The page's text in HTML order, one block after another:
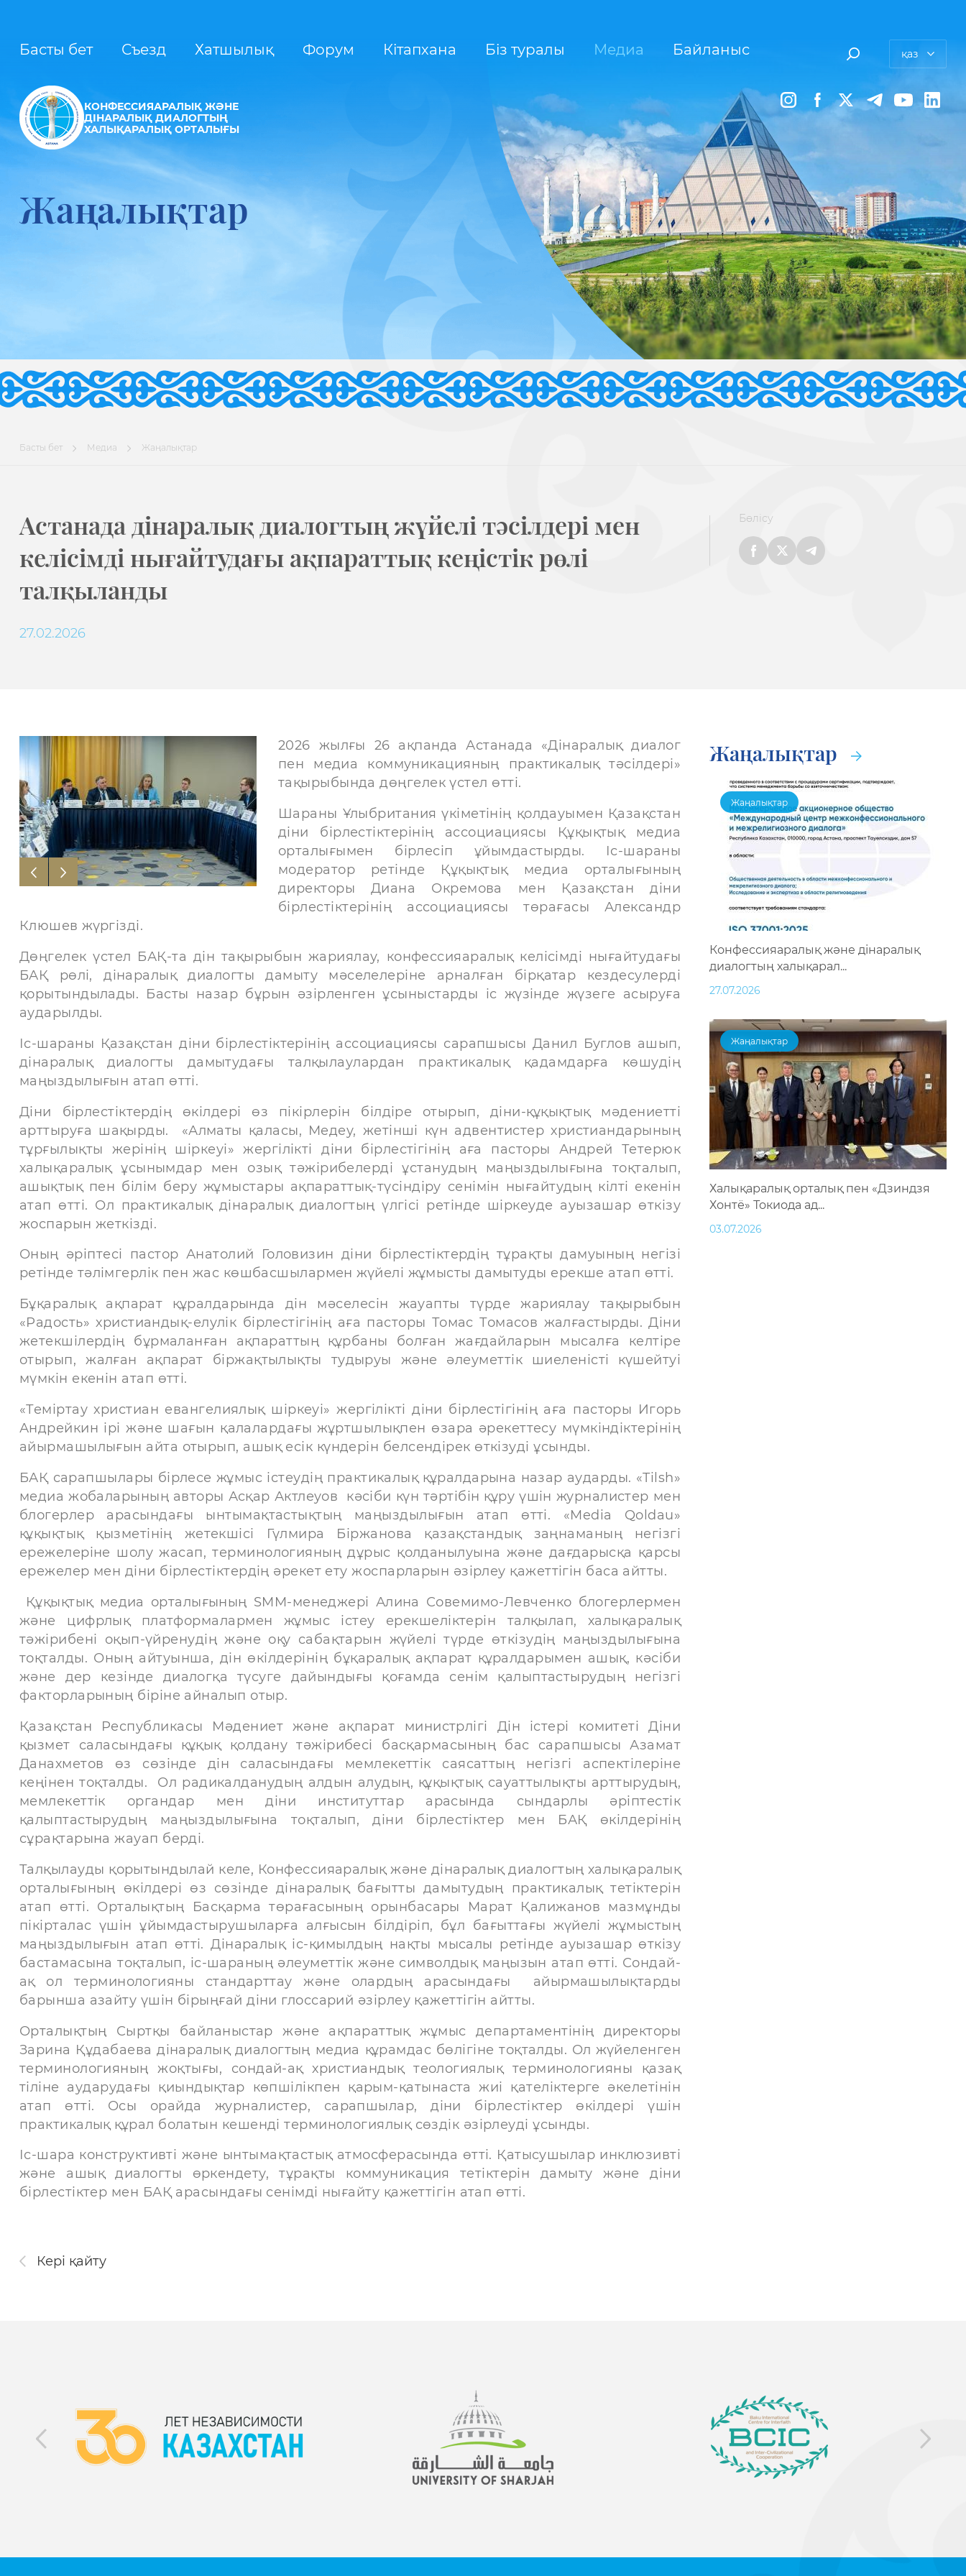
Басты бет Съезд Хатшылық Форум Кітапхана Біз туралы Медиа Байланыс қаз
КОНФЕССИЯАРАЛЫҚ ЖӘНЕ
ДІНАРАЛЫҚ ДИАЛОГТЫҢ
ХАЛЫҚАРАЛЫҚ ОРТАЛЫҒЫ
Жаңалықтар
Басты бет Медиа Жаңалықтар
Астанада дінаралық диалогтың жүйелі тәсілдері мен
келісімді нығайтудағы ақпараттық кеңістік рөлі
талқыланды
27.02.2026
Бөлісу
2026 жылғы 26 ақпанда Астанада «Дінаралық диалог
пен медиа коммуникацияның практикалық тәсілдері»
тақырыбында дөңгелек үстел өтті.
Шараны Ұлыбритания үкіметінің қолдауымен Қазақстан
діни бірлестіктерінің ассоциациясы Құқықтық медиа
орталығымен бірлесіп ұйымдастырды. Іс-шараны
модератор ретінде Құқықтық медиа орталығының
директоры Диана Окремова мен Қазақстан діни
бірлестіктерінің ассоциациясы төрағасы Александр
Клюшев жүргізді.
Дөңгелек үстел БАҚ-та дін тақырыбын жариялау, конфессияаралық келісімді нығайтудағы
БАҚ рөлі, дінаралық диалогты дамыту мәселелеріне арналған бірқатар кездесулерді
қорытындылады. Басты назар бұрын әзірленген ұсыныстарды іс жүзінде жүзеге асыруға
аударылды.
Іс-шараны Қазақстан діни бірлестіктерінің ассоциациясы сарапшысы Данил Буглов ашып,
дінаралық диалогты дамытудағы талқылаулардан практикалық қадамдарға көшудің
маңыздылығын атап өтті.
Діни бірлестіктердің өкілдері өз пікірлерін білдіре отырып, діни-құқықтық мәдениетті
арттыруға шақырды. «Алматы қаласы, Медеу, жетінші күн адвентистер христиандарының
тұрғылықты жерінің шіркеуі» жергілікті діни бірлестігінің аға пасторы Андрей Тетерюк
халықаралық ұсынымдар мен озық тәжірибелерді ұстанудың маңыздылығына тоқталып,
ашықтық пен білім беру жұмыстары ақпараттық-түсіндіру сенімін нығайтудың кілті екенін
атап өтті. Ол практикалық дінаралық диалогтың үлгісі ретінде шіркеуде ауызашар өткізу
жоспарын жеткізді.
Оның әріптесі пастор Анатолий Головизин діни бірлестіктердің тұрақты дамуының негізі
ретінде тәлімгерлік пен жас көшбасшылармен жүйелі жұмысты дамытуды ерекше атап өтті.
Бұқаралық ақпарат құралдарында дін мәселесін жауапты түрде жариялау тақырыбын
«Радость» христиандық-елулік бірлестігінің аға пасторы Томас Томасов жалғастырды. Діни
жетекшілердің бұрмаланған ақпараттың құрбаны болған жағдайларын мысалға келтіре
отырып, жалған ақпарат біржақтылықты тудыруы және әлеуметтік шиеленісті күшейтуі
мүмкін екенін атап өтті.
«Теміртау христиан евангелиялық шіркеуі» жергілікті діни бірлестігінің аға пасторы Игорь
Андрейкин ірі және шағын қалалардағы жұртшылықпен өзара әрекеттесу мүмкіндіктерінің
айырмашылығын айта отырып, ашық есік күндерін белсендірек өткізуді ұсынды.
БАҚ сарапшылары бірлесе жұмыс істеудің практикалық құралдарына назар аударды. «Tilsh»
медиа жобаларының авторы Асқар Актлеуов кәсіби күн тәртібін құру үшін журналистер мен
блогерлер арасындағы ынтымақтастықтың маңыздылығын атап өтті. «Media Qoldau»
құқықтық қызметінің жетекшісі Гүлмира Біржанова қазақстандық заңнаманың негізгі
ережелеріне шолу жасап, терминологияның дұрыс қолданылуына және дағдарысқа қарсы
ережелер мен діни бірлестіктердің әрекет ету жоспарларын әзірлеу қажеттігін баса айтты.
Құқықтық медиа орталығының SMM-менеджері Алина Совемимо-Левченко блогерлермен
және цифрлық платформалармен жұмыс істеу ерекшеліктерін талқылап, халықаралық
тәжірибені оқып-үйренудің және оқу сабақтарын жүйелі түрде өткізудің маңыздылығына
тоқталды. Оның айтуынша, дін өкілдерінің бұқаралық ақпарат құралдарымен ашық, кәсіби
және дер кезінде диалогқа түсуге дайындығы қоғамда сенім қалыптастырудың негізгі
факторларының біріне айналып отыр.
Қазақстан Республикасы Мәдениет және ақпарат министрлігі Дін істері комитеті Діни
қызмет саласындағы құқық қолдану тәжірибесі басқармасының бас сарапшысы Азамат
Данахметов өз сөзінде дін саласындағы мемлекеттік саясаттың негізгі аспектілеріне
кеңінен тоқталды. Ол радикалданудың алдын алудың, құқықтық сауаттылықты арттырудың,
мемлекеттік органдар мен діни институттар арасында сындарлы әріптестік
қалыптастырудың маңыздылығына тоқталып, діни бірлестіктер мен БАҚ өкілдерінің
сұрақтарына жауап берді.
Талқылауды қорытындылай келе, Конфессияаралық және дінаралық диалогтың халықаралық
орталығының өкілдері өз сөзінде дінаралық бағытты дамытудың практикалық тетіктерін
атап өтті. Орталықтың Басқарма төрағасының орынбасары Марат Қалижанов мазмұнды
пікірталас үшін ұйымдастырушыларға алғысын білдіріп, бұл бағыттағы жүйелі жұмыстың
маңыздылығын атап өтті. Дінаралық іс-қимылдың нақты мысалы ретінде ауызашар өткізу
бастамасына тоқталып, іс-шараның әлеуметтік және символдық маңызын атап өтті. Сондай-
ақ ол терминологияны стандарттау және олардың арасындағы айырмашылықтарды
барынша азайту үшін бірыңғай діни глоссарий әзірлеу қажеттігін айтты.
Орталықтың Сыртқы байланыстар және ақпараттық жұмыс департаментінің директоры
Зарина Құдабаева дінаралық диалогтың медиа құрамдас бөлігіне тоқталды. Ол жүйеленген
терминологияның жоқтығы, сондай-ақ христиандық теологиялық терминологияны қазақ
тіліне аударудағы қиындықтар көпшілікпен қарым-қатынаста жиі қателіктерге әкелетінін
атап өтті. Осы орайда журналистер, сарапшылар, діни бірлестіктер өкілдері үшін
практикалық құрал болатын кешенді терминологиялық сөздік әзірлеуді ұсынды.
Іс-шара конструктивті және ынтымақтастық атмосферасында өтті. Қатысушылар инклюзивті
және ашық диалогты өркендету, тұрақты коммуникация тетіктерін дамыту және діни
бірлестіктер мен БАҚ арасындағы сенімді нығайту қажеттігін атап өтті.
Кері қайту
Жаңалықтар
Жаңалықтар
Конфессияаралық және дінаралық
диалогтың халықарал...
27.07.2026
Жаңалықтар
Халықаралық орталық пен «Дзиндзя
Хонтё» Токиода ад...
03.07.2026